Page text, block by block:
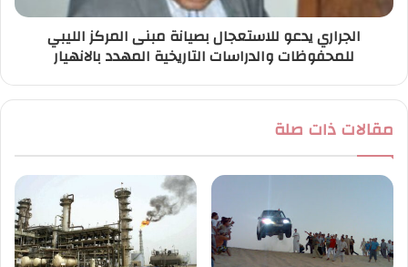
الجراري يدعو للاستعجال بصيانة مبنى المركز الليبي
للمحفوظات والدراسات التاريخية المهدد بالانهيار
مقالات ذات صلة